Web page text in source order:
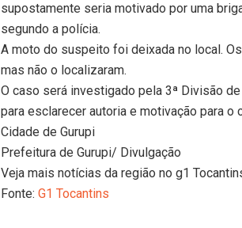
supostamente seria motivado por uma
segundo a polícia.
A moto do suspeito foi deixada no local.
mas não o localizaram.
O caso será investigado pela 3ª Divisão
para esclarecer autoria e motivação para o
Cidade de Gurupi
Prefeitura de Gurupi/ Divulgação
Veja mais notícias da região no g1
Fonte:G1 Tocantins